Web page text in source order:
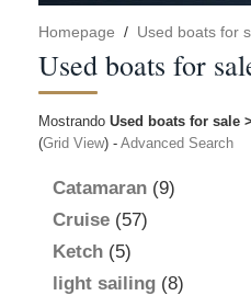
Homepage / Used boats for
Used boats for
Mostrando Used boats for sale
(Grid View) - Advanced Search
Catamaran (9)
Cruise (57)
Ketch (5)
light sailing (8)